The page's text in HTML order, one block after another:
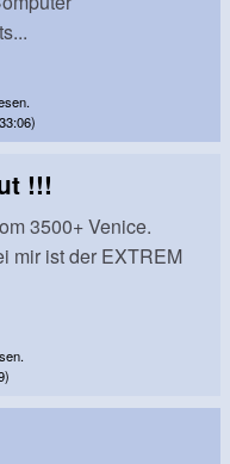
!!!
3500+ Venice.
mir ist der EXTREM